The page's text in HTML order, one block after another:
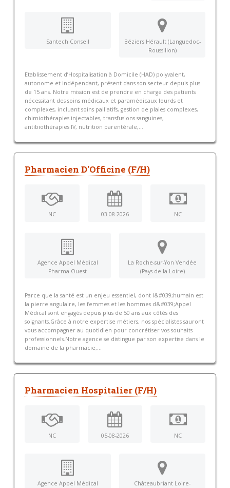
Santech Conseil
Béziers Hérault (Languedoc-
Roussillon)
Etablissement d’Hospitalisation à Domicile (HAD) polyvalent,
autonome et indépendant, présent dans son secteur depuis plus
de 15 ans. Notre mission est de prendre en charge des patients
nécessitant des soins médicaux et paramédicaux lourds et
complexes, incluant soins palliatifs, gestion de plaies complexes,
chimiothérapies injectables, transfusions sanguines,
antibiothérapies IV, nutrition parentérale,...
Pharmacien D'Officine (F/H)
NC 03-08-2026 NC
Agence Appel Médical
Pharma Ouest
La Roche-sur-Yon Vendée
(Pays de la Loire)
Parce que la santé est un enjeu essentiel, dont l&#039;humain est
la pierre angulaire, les femmes et les hommes d&#039;Appel
Médical sont engagés depuis plus de 50 ans aux côtés des
soignants.Grâce à notre expertise métiers, nos spécialistes sauront
vous accompagner au quotidien pour concrétiser vos souhaits
professionnels.Notre agence se distingue par son expertise dans le
domaine de la pharmacie,...
Pharmacien Hospitalier (F/H)
NC 05-08-2026 NC
Agence Appel Médical
Châteaubriant Loire-